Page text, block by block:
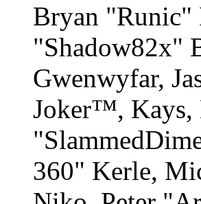
Bryan "Runic"
"Shadow82x"
Gwenwyfar,
Joker™, Kays,
360" Kerle,